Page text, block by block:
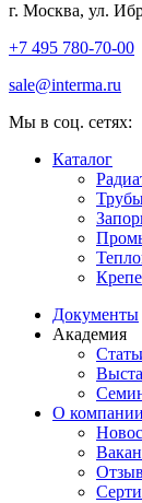
г. Москва, ул.
+7 495 780-70-00
sale@interma.ru
Мы в соц. сетях:
Каталог
Документы
Академия
О компании